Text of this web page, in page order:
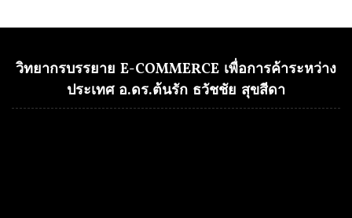
วิทยากรบรรยาย E-COMMERCE เพื่อการค้าระหว่าง
ประเทศ อ.ดร.ต้นรัก ธวัชชัย สุขสีดา